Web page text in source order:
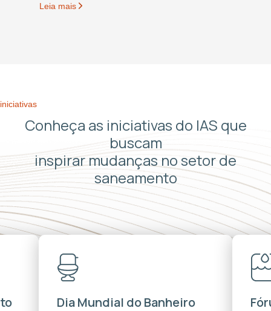
Leia mais
iniciativas
Conheça as iniciativas do IAS que
buscam
inspirar mudanças no setor de
saneamento
Dia Mundial do Banheiro